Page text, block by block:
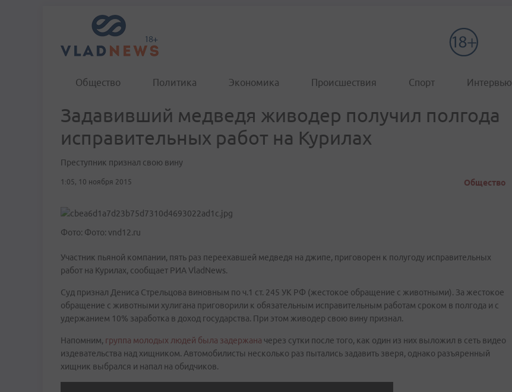
Общество Политика Экономика Происшествия Спорт Интервью
Задавивший медведя живодер получил полгода
исправительных работ на Курилах
Преступник признал свою вину
1:05, 10 ноября 2015 Общество
Фото: Фото: vnd12.ru
Участник пьяной компании, пять раз переехавшей медведя на джипе, приговорен к полугоду исправительных
работ на Курилах, сообщает РИА VladNews.
Суд признал Дениса Стрельцова виновным по ч.1 ст. 245 УК РФ (жестокое обращение с животными). За жестокое
обращение с животными хулигана приговорили к обязательным исправительным работам сроком в полгода и с
удержанием 10% заработка в доход государства. При этом живодер свою вину признал.
Напомним, группа молодых людей была задержана через сутки после того, как один из них выложил в сеть видео
издевательства над хищником. Автомобилисты несколько раз пытались задавить зверя, однако разъяренный
хищник выбрался и напал на обидчиков.